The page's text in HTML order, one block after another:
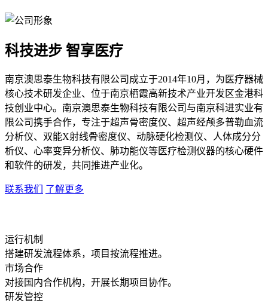
科技进步 智享医疗
南京澳思泰生物科技有限公司成立于2014年10月，为医疗器械
核心技术研发企业、位于南京栖霞高新技术产业开发区金港科
技创业中心。南京澳思泰生物科技有限公司与南京科进实业有
限公司携手合作，专注于超声骨密度仪、超声经颅多普勒血流
分析仪、双能X射线骨密度仪、动脉硬化检测仪、人体成分分
析仪、心率变异分析仪、肺功能仪等医疗检测仪器的核心硬件
和软件的研发，共同推进产业化。
联系我们 了解更多
运行机制
搭建研发流程体系，项目按流程推进。
市场合作
对接国内合作机构，开展长期项目协作。
研发管控